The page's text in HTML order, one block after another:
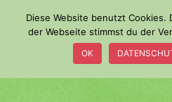
Diese Website benutzt
der Webseite stimmst du der
OK